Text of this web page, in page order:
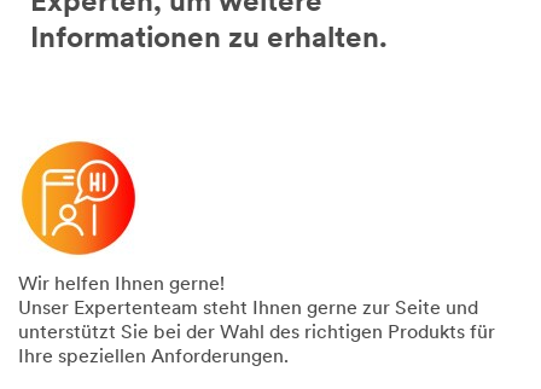
Informationen zu erhalten.
Wir helfen Ihnen gerne!
Unser Expertenteam steht Ihnen gerne zur Seite und
unterstützt Sie bei der Wahl des richtigen Produkts für
Ihre speziellen Anforderungen.